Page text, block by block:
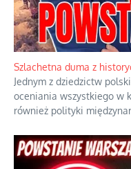
Szlachetna duma z
Jednym z dziedzictw
oceniania wszystkiego w
również polityki